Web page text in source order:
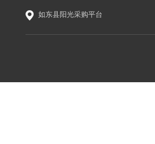
如东县阳光采购平台